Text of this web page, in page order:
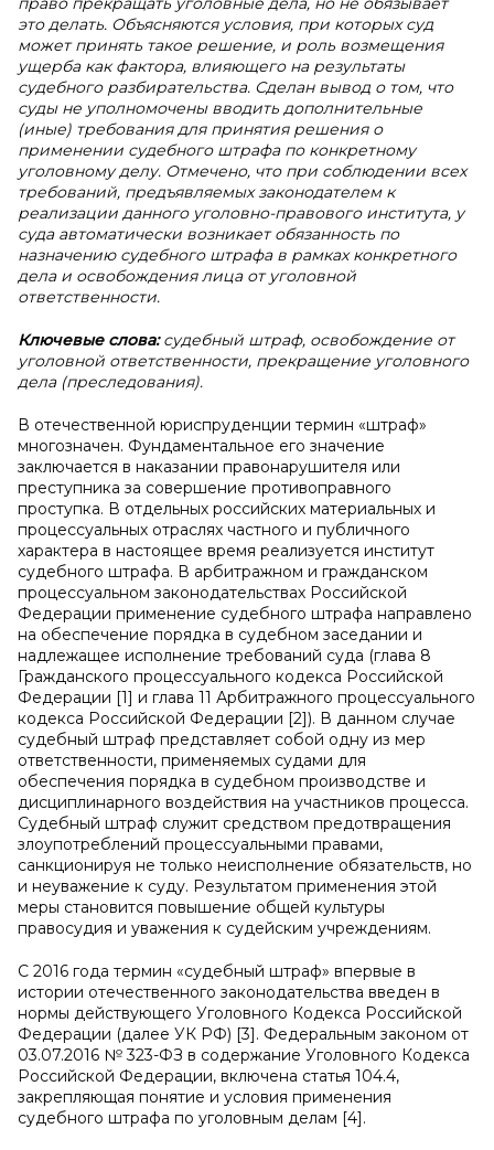
это делать. Объясняются условия, при которых суд
может принять такое решение, и роль возмещения
ущерба как фактора, влияющего на результаты
судебного разбирательства. Сделан вывод о том, что
суды не уполномочены вводить дополнительные
(иные) требования для принятия решения о
применении судебного штрафа по конкретному
уголовному делу. Отмечено, что при соблюдении всех
требований, предъявляемых законодателем к
реализации данного уголовно-правового института, у
суда автоматически возникает обязанность по
назначению судебного штрафа в рамках конкретного
дела и освобождения лица от уголовной
ответственности.
Ключевые слова:судебный штраф, освобождение от
уголовной ответственности, прекращение уголовного
дела (преследования).
В отечественной юриспруденции термин «штраф»
многозначен. Фундаментальное его значение
заключается в наказании правонарушителя или
преступника за совершение противоправного
проступка. В отдельных российских материальных и
процессуальных отраслях частного и публичного
характера в настоящее время реализуется институт
судебного штрафа. В арбитражном и гражданском
процессуальном законодательствах Российской
Федерации применение судебного штрафа направлено
на обеспечение порядка в судебном заседании и
надлежащее исполнение требований суда (глава 8
Гражданского процессуального кодекса Российской
Федерации [1] и глава 11 Арбитражного процессуального
кодекса Российской Федерации [2]). В данном случае
судебный штраф представляет собой одну из мер
ответственности, применяемых судами для
обеспечения порядка в судебном производстве и
дисциплинарного воздействия на участников процесса.
Судебный штраф служит средством предотвращения
злоупотреблений процессуальными правами,
санкционируя не только неисполнение обязательств, но
и неуважение к суду. Результатом применения этой
меры становится повышение общей культуры
правосудия и уважения к судейским учреждениям.
С 2016 года термин «судебный штраф» впервые в
истории отечественного законодательства введен в
нормы действующего Уголовного Кодекса Российской
Федерации (далее УК РФ) [3]. Федеральным законом от
03.07.2016 № 323-ФЗ в содержание Уголовного Кодекса
Российской Федерации, включена статья 104.4,
закрепляющая понятие и условия применения
судебного штрафа по уголовным делам [4].